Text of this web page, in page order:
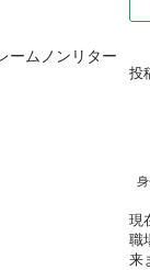
ームノンリター
投
現
職
来